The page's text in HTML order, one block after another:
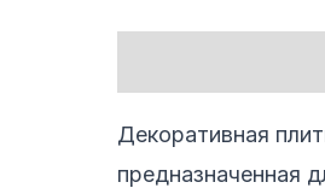
Декоративная
предназначенная